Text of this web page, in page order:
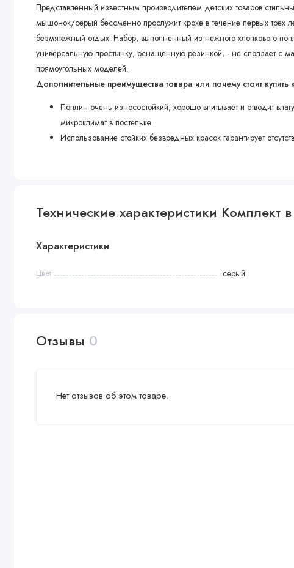
Представленный известным производителем детских товаров
мышонок/серый бессменно прослужит крохе в течение первых трех
безмятежный отдых. Набор, выполненный из нежного хлопкового
универсальную простынку, оснащенную резинкой, - не сползает с
прямоугольных моделей.
Дополнительные преимущества товара или почему стоит
Поплин очень износостойкий, хорошо впитывает и отводит
микроклимат в постельке.
Использование стойких безвредных красок гарантирует
Технические характеристики
Характеристики
Цвет серый
Отзывы 0
Нет отзывов об этом товаре.